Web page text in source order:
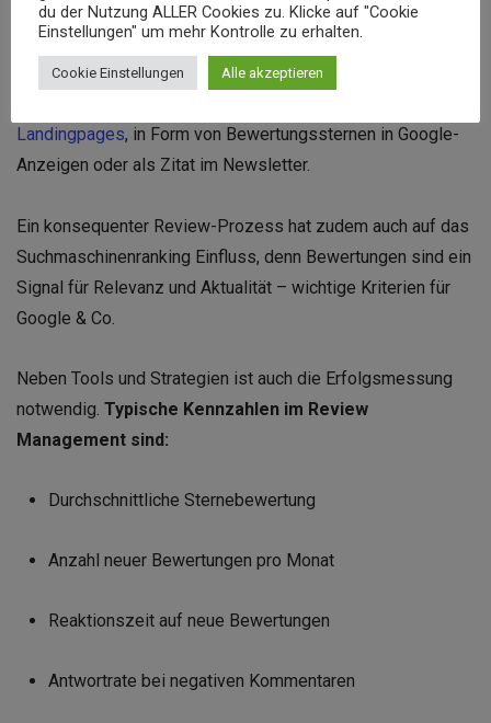
Mit den richtigen Tools lassen sich Bewertungen nicht nur
sammeln, sondern auch in Marketingmaßnahmen
Landingpages, in Form von Bewertungssternen in Google-
Anzeigen oder als Zitat im Newsletter.
Ein konsequenter Review-Prozess hat zudem auch auf das
Suchmaschinenranking Einfluss, denn Bewertungen sind ein
Signal für Relevanz und Aktualität – wichtige Kriterien für
Google & Co.
Neben Tools und Strategien ist auch die Erfolgsmessung
notwendig. Typische Kennzahlen im Review
Management sind:
Durchschnittliche Sternebewertung
Anzahl neuer Bewertungen pro Monat
Reaktionszeit auf neue Bewertungen
Antwortrate bei negativen Kommentaren
du der Nutzung ALLER Cookies zu. Klicke auf "Cookie
Einstellungen" um mehr Kontrolle zu erhalten.
Cookie Einstellungen Alle akzeptieren